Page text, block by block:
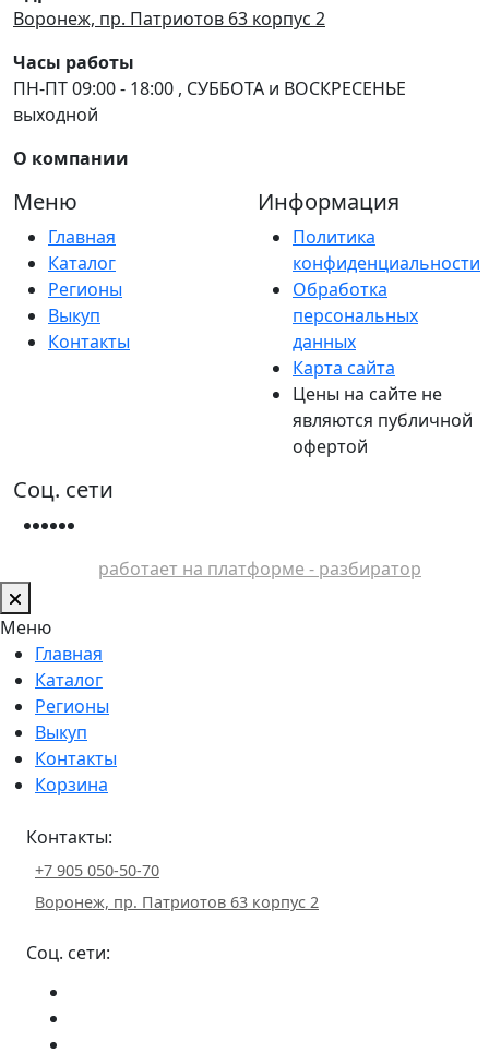
Воронеж, пр. Патриотов 63 корпус 2
Часы работы
ПН-ПТ 09:00 - 18:00 , СУББОТА и ВОСКРЕСЕНЬЕ
выходной
О компании
Меню
Главная
Каталог
Регионы
Выкуп
Контакты
Информация
Политика
конфиденциальности
Обработка
персональных
данных
Карта сайта
Цены на сайте не
являются публичной
офертой
Соц. сети
работает на платформе - разбиратор
Меню
Главная
Каталог
Регионы
Выкуп
Контакты
Корзина
Контакты:
+7 905 050-50-70
Воронеж, пр. Патриотов 63 корпус 2
Соц. сети: